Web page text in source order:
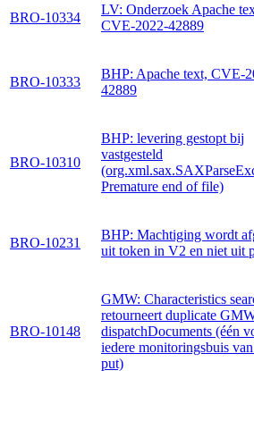
BRO-10334
LV: Onderzoek Apache
CVE-2022-42889
BRO-10333
BHP: Apache text, CVE-
42889
BRO-10310
BHP: levering gestopt bij
vastgesteld
Premature end of file)
BRO-10231
BHP: Machtiging wordt
uit token in V2 en niet uit
BRO-10148
GMW: Characteristics
retourneert duplicate
dispatchDocuments (één
iedere monitoringsbuis van
put)